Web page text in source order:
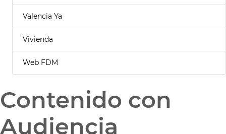
Valencia Ya
Vivienda
Web FDM
Contenido con
Audiencia